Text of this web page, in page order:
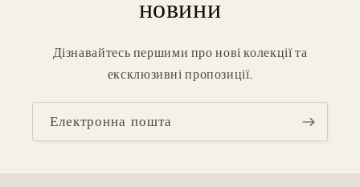
новини
Дізнавайтесь першими про нові колекції та
ексклюзивні пропозиції.
Електронна пошта